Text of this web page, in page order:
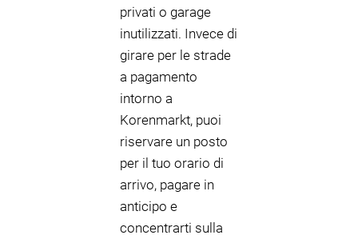
privati o garage
inutilizzati. Invece di
girare per le strade
a pagamento
intorno a
Korenmarkt, puoi
riservare un posto
per il tuo orario di
arrivo, pagare in
anticipo e
concentrarti sulla